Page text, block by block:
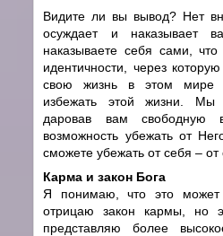
Видите ли вы вывод? Нет
осуждает и наказывает
наказываете себя сами, что
идентичности, через
свою жизнь в этом мире
избежать этой жизни. Мы
даровав вам
возможность убежать от
сможете убежать от себя – от
Карма и закон Бога
Я понимаю, что это может
отрицаю закон кармы, но
представляю более